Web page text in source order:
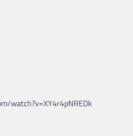
watch?v=XY4r4pNREDk